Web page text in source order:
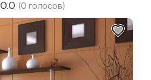
0.0 (0 голосов)